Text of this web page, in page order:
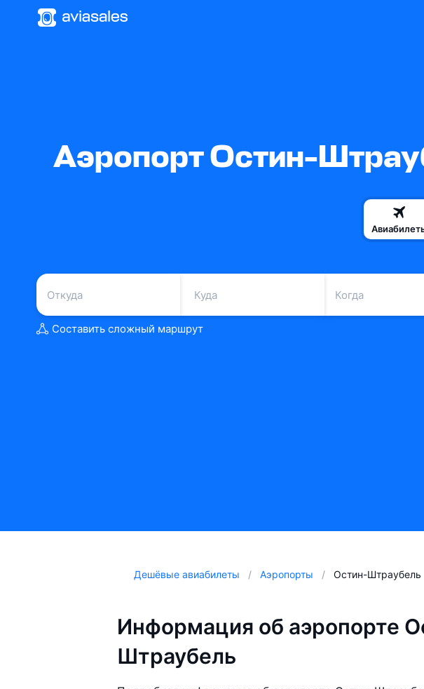
Аэропорт Остин-
Когда
Составить сложный маршрут
Дешёвые авиабилеты Аэропорты Остин-Штраубель
Информация об аэропорте
Штраубель